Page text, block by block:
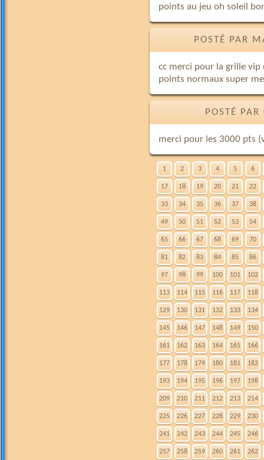
points au jeu oh soleil
POSTÉ PAR
cc merci pour la grille
points normaux super
POSTÉ
merci pour les 3000 pts
1 2 3 4 5 6
17 18 19 20 21 22
33 34 35 36 37 38
49 50 51 52 53 54
65 66 67 68 69 70
81 82 83 84 85 86
97 98 99 100 101 102
113 114 115 116 117 118
129 130 131 132 133 134
145 146 147 148 149 150
161 162 163 164 165 166
177 178 179 180 181 182
193 194 195 196 197 198
209 210 211 212 213 214
225 226 227 228 229 230
241 242 243 244 245 246
257 258 259 260 261 262